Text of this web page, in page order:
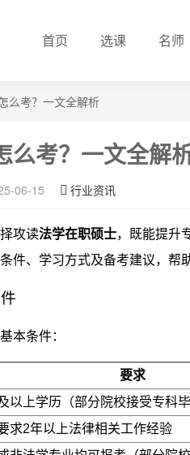
首页 选课 名师
么考？一文全解析
么考？一文全解
06-15 行业资讯
攻读法学在职硕士，既能提升
件、学习方式及备考建议，帮
本条件：
要求
以上学历（部分院校接受专科毕
求2年以上法律相关工作经验